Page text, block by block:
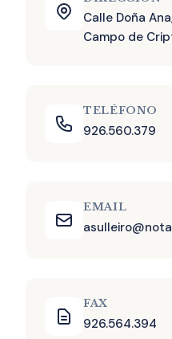
Calle Doña
Campo de
TELÉFONO
926.560.379
EMAIL
FAX
926.564.394